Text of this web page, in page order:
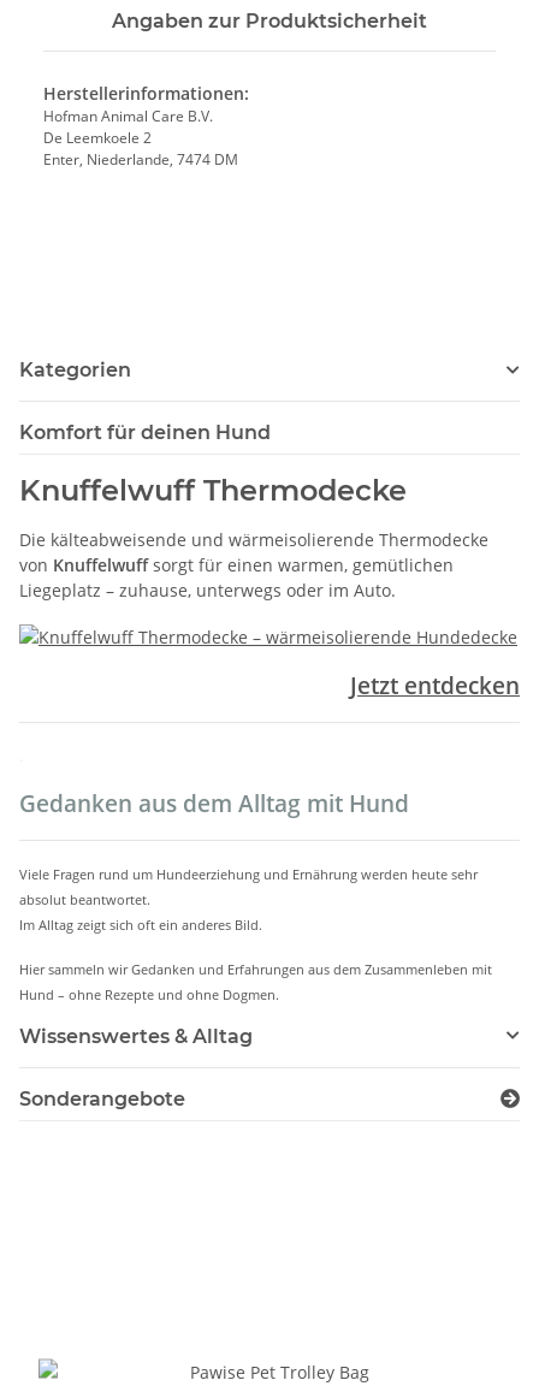
Angaben zur Produktsicherheit
Herstellerinformationen:
Hofman Animal Care B.V.
De Leemkoele 2
Enter, Niederlande, 7474 DM
Kategorien
Komfort für deinen Hund
Knuffelwuff Thermodecke
Die kälteabweisende und wärmeisolierende Thermodecke
von Knuffelwuffsorgt für einen warmen, gemütlichen
Liegeplatz – zuhause, unterwegs oder im Auto.
Jetzt entdecken
Gedanken aus dem Alltag mit Hund
Viele Fragen rund um Hundeerziehung und Ernährung werden heute sehr
absolut beantwortet.
Im Alltag zeigt sich oft ein anderes Bild.
Hier sammeln wir Gedanken und Erfahrungen aus dem Zusammenleben mit
Hund – ohne Rezepte und ohne Dogmen.
Wissenswertes & Alltag
Sonderangebote